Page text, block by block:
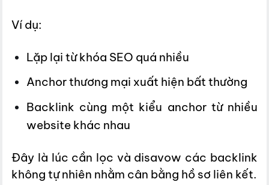
Ví dụ:
Lặp lại từ khóa SEO quá nhiều
Anchor thương mại xuất hiện bất thường
Backlink cùng một kiểu anchor từ nhiều
website khác nhau
Đây là lúc cần lọc và disavow các backlink
không tự nhiên nhằm cân bằng hồ sơ liên kết.